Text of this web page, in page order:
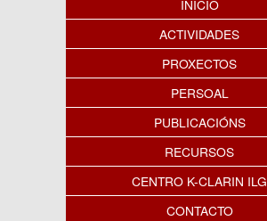
INICIO
ACTIVIDADES
PROXECTOS
PERSOAL
PUBLICACIÓNS
RECURSOS
CENTRO K-CLARIN ILG
CONTACTO